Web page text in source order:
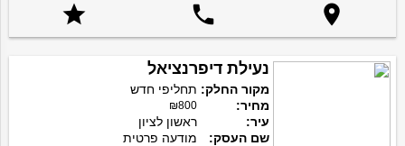



נעילת דיפרנציאל
מקור החלק: תחליפי חדש
מחיר:
₪800
עיר:
ראשון לציון
שם העסק:
מודעה פרטית